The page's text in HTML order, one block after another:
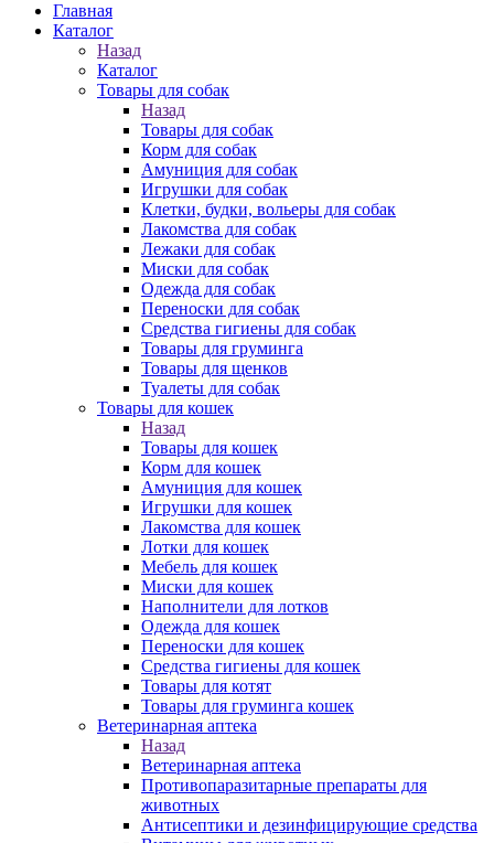
Главная
Каталог
Назад
Каталог
Товары для собак
Назад
Товары для собак
Корм для собак
Амуниция для собак
Игрушки для собак
Клетки, будки, вольеры для собак
Лакомства для собак
Лежаки для собак
Миски для собак
Одежда для собак
Переноски для собак
Средства гигиены для собак
Товары для груминга
Товары для щенков
Туалеты для собак
Товары для кошек
Назад
Товары для кошек
Корм для кошек
Амуниция для кошек
Игрушки для кошек
Лакомства для кошек
Лотки для кошек
Мебель для кошек
Миски для кошек
Наполнители для лотков
Одежда для кошек
Переноски для кошек
Средства гигиены для кошек
Товары для котят
Товары для груминга кошек
Ветеринарная аптека
Назад
Ветеринарная аптека
Противопаразитарные препараты для
животных
Антисептики и дезинфицирующие средства